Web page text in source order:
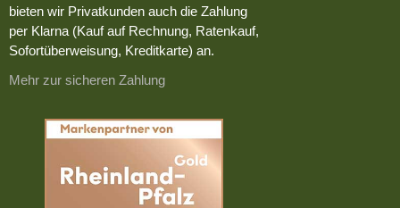
bieten wir Privatkunden auch die Zahlung
per Klarna (Kauf auf Rechnung, Ratenkauf,
Sofortüberweisung, Kreditkarte) an.
Mehr zur sicheren Zahlung